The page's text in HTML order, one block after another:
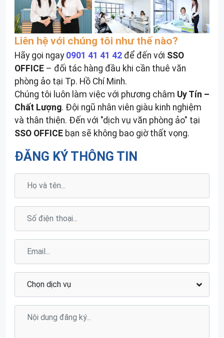
Liên hệ với chúng tôi như thế nào?
Hãy gọi ngay 0901 41 41 42 để đến với SSO
OFFICE – đối tác hàng đầu khi cần thuê văn
phòng ảo tại Tp. Hồ Chí Minh.
Chúng tôi luôn làm việc với phương châm Uy Tín –
Chất Lượng. Đội ngũ nhân viên giàu kinh nghiệm
và thân thiện. Đến với "dịch vụ văn phòng ảo" tại
SSO OFFICE bạn sẽ không bao giờ thất vọng.
ĐĂNG KÝ THÔNG TIN